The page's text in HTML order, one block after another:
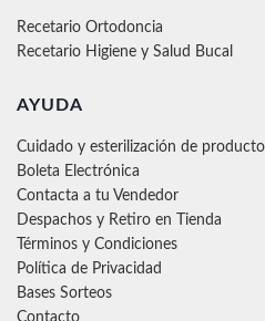
Recetario Ortodoncia
Recetario Higiene y Salud Bucal
AYUDA
Cuidado y esterilización de
Boleta Electrónica
Contacta a tu Vendedor
Despachos y Retiro en Tienda
Términos y Condiciones
Política de Privacidad
Bases Sorteos
Contacto